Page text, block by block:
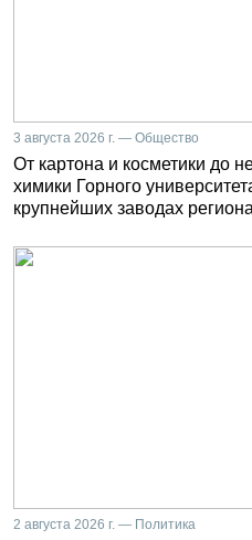
3 августа 2026 г. — Общество
От картона и косметики до
химики Горного
крупнейших заводах региона
2 августа 2026 г. — Политика